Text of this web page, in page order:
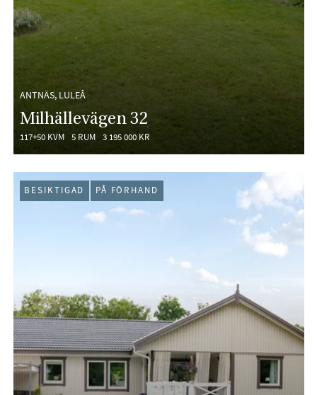
ANTNÄS, LULEÅ
Milhällevägen 32
117+50 KVM 5 RUM 3 195 000 KR
BESIKTIGAD PÅ FÖRHAND